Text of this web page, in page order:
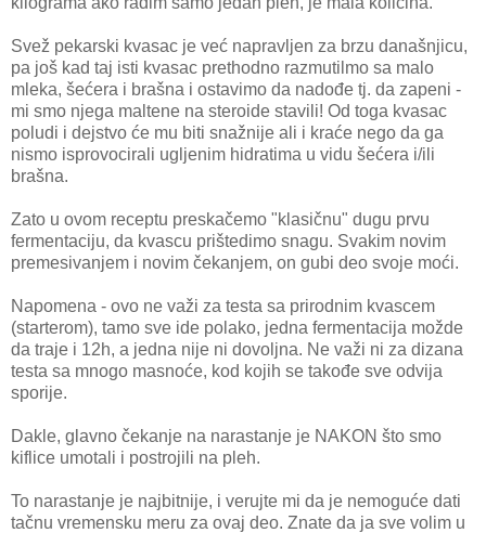
Svež pekarski kvasac je već napravljen za brzu današnjicu,
pa još kad taj isti kvasac prethodno razmutilmo sa malo
mleka, šećera i brašna i ostavimo da nadođe tj. da zapeni -
mi smo njega maltene na steroide stavili! Od toga kvasac
poludi i dejstvo će mu biti snažnije ali i kraće nego da ga
nismo isprovocirali ugljenim hidratima u vidu šećera i/ili
brašna.
Zato u ovom receptu preskačemo "klasičnu" dugu prvu
fermentaciju, da kvascu prištedimo snagu. Svakim novim
premesivanjem i novim čekanjem, on gubi deo svoje moći.
Napomena - ovo ne važi za testa sa prirodnim kvascem
(starterom), tamo sve ide polako, jedna fermentacija možde
da traje i 12h, a jedna nije ni dovoljna. Ne važi ni za dizana
testa sa mnogo masnoće, kod kojih se takođe sve odvija
sporije.
Dakle, glavno čekanje na narastanje je NAKON što smo
kiflice umotali i postrojili na pleh.
To narastanje je najbitnije, i verujte mi da je nemoguće dati
tačnu vremensku meru za ovaj deo. Znate da ja sve volim u